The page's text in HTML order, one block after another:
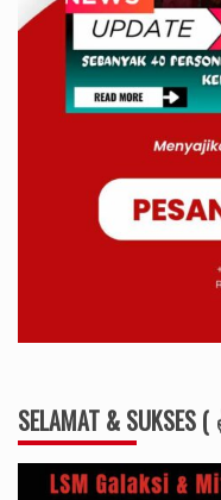
SELAMAT & SUKSES